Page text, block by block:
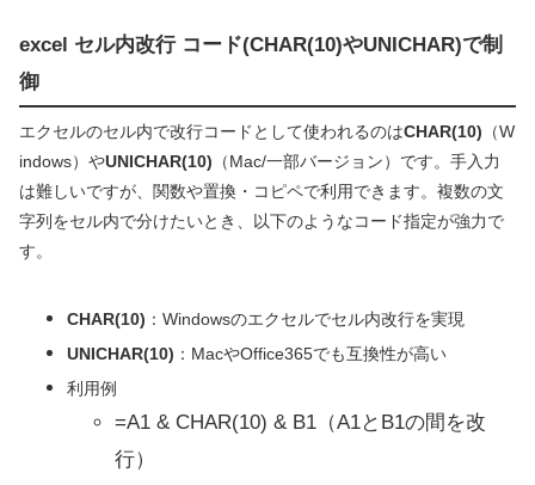
excel セル内改行 コード(CHAR(10)やUNICHAR)で制
御
エクセルのセル内で改行コードとして使われるのはCHAR(10) （W
indows）やUNICHAR(10) （Mac/一部バージョン）です。手入力
は難しいですが、関数や置換・コピペで利用できます。複数の文
字列をセル内で分けたいとき、以下のようなコード指定が強力で
す。
CHAR(10) ：Windowsのエクセルでセル内改行を実現
UNICHAR(10) ：MacやOffice365でも互換性が高い
利用例
=A1 & CHAR(10) & B1（A1とB1の間を改
行）